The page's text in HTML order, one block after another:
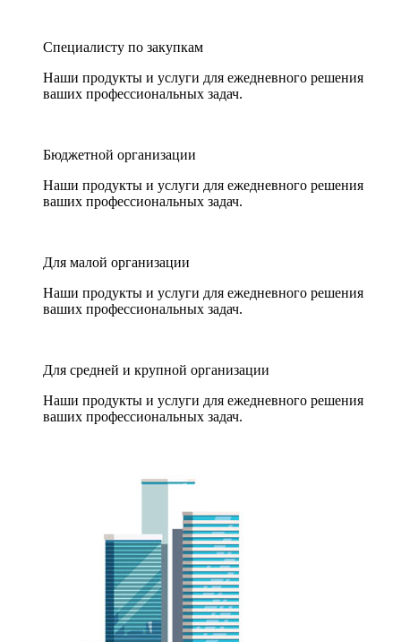
Специалисту по закупкам
Наши продукты и услуги для ежедневного решения
ваших профессиональных задач.
Бюджетной организации
Наши продукты и услуги для ежедневного решения
ваших профессиональных задач.
Для малой организации
Наши продукты и услуги для ежедневного решения
ваших профессиональных задач.
Для средней и крупной организации
Наши продукты и услуги для ежедневного решения
ваших профессиональных задач.